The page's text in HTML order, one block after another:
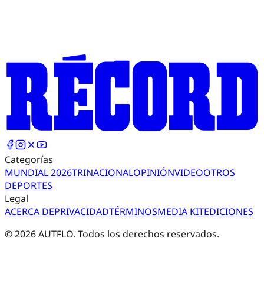
Categorías
MUNDIAL 2026TRINACIONALOPINIÓNVIDEOOTROS
DEPORTES
Legal
ACERCA DEPRIVACIDADTÉRMINOSMEDIA KITEDICIONES
©2026AUTFLO. Todos los derechos reservados.